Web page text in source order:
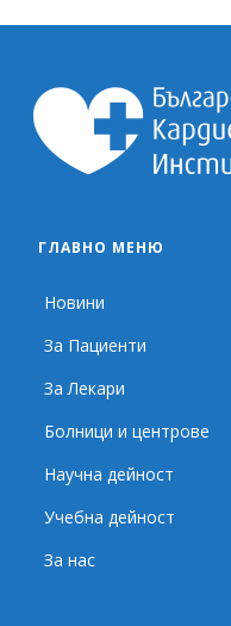
ГЛАВНО МЕНЮ
Новини
За Пациенти
За Лекари
Болници и центрове
Научна дейност
Учебна дейност
За нас